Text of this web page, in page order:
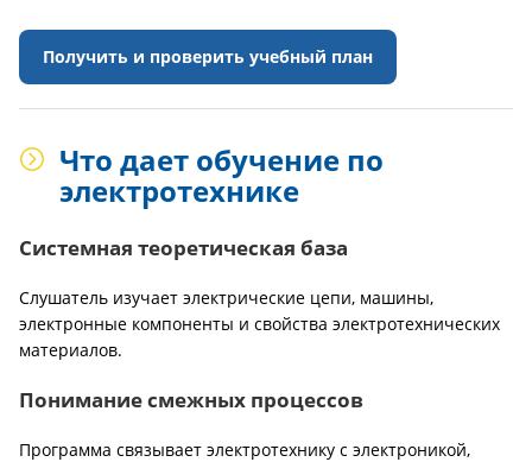
Получить и проверить учебный план
Что дает обучение по
электротехнике
Системная теоретическая база
Слушатель изучает электрические цепи, машины,
электронные компоненты и свойства электротехнических
материалов.
Понимание смежных процессов
Программа связывает электротехнику с электроникой,